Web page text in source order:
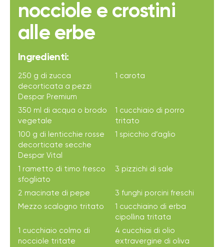
nocciole e crostini
alle erbe
Ingredienti:
250 g di zucca
decorticata a pezzi
Despar Premium
1 carota
350 ml di acqua o brodo
vegetale
1 cucchiaio di porro
tritato
100 g di lenticchie rosse
decorticate secche
Despar Vital
1 spicchio d’aglio
1 rametto di timo fresco
sfogliato
3 pizzichi di sale
2 macinate di pepe
3 funghi porcini freschi
Mezzo scalogno tritato
1 cucchiaino di erba
cipollina tritata
1 cucchiaio colmo di
nocciole tritate
4 cucchiai di olio
extravergine di oliva